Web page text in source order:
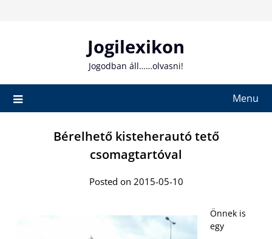
Jogilexikon
Jogodban áll……olvasni!
Menu
Bérelhető kisteherautó tető
csomagtartóval
Posted on 2015-05-10
Önnek is
egy